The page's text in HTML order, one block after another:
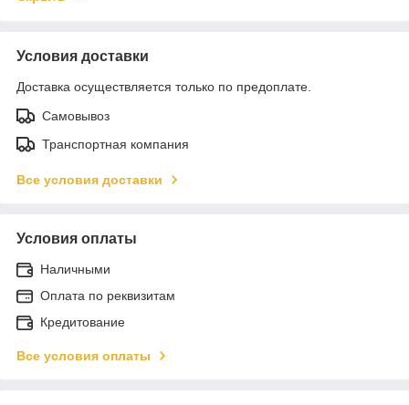
Условия доставки
Доставка осуществляется только по предоплате.
Самовывоз
Транспортная компания
Все условия доставки
Условия оплаты
Наличными
Оплата по реквизитам
Кредитование
Все условия оплаты